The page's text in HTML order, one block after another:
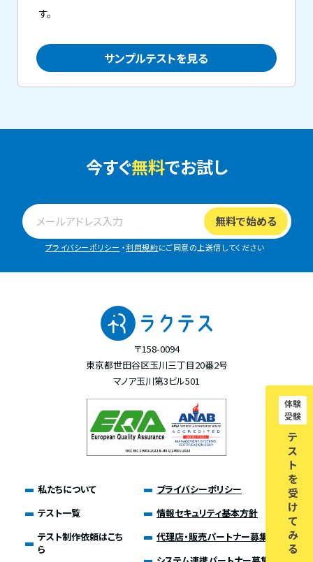
体験
受験
テ
ス
ト
を
受
け
て
み
る
す。
サンプルテストを見る
今すぐ無料でお試し
プライバシーポリシー ・利用規約にご同意の上送信してください
〒158-0094
東京都世田谷区玉川三丁目20番2号
マノア玉川第3ビル501
私たちについて
テスト一覧
テスト制作依頼はこち
ら
プライバシーポリシー
情報セキュリティ基本方針
代理店・販売パートナー募集